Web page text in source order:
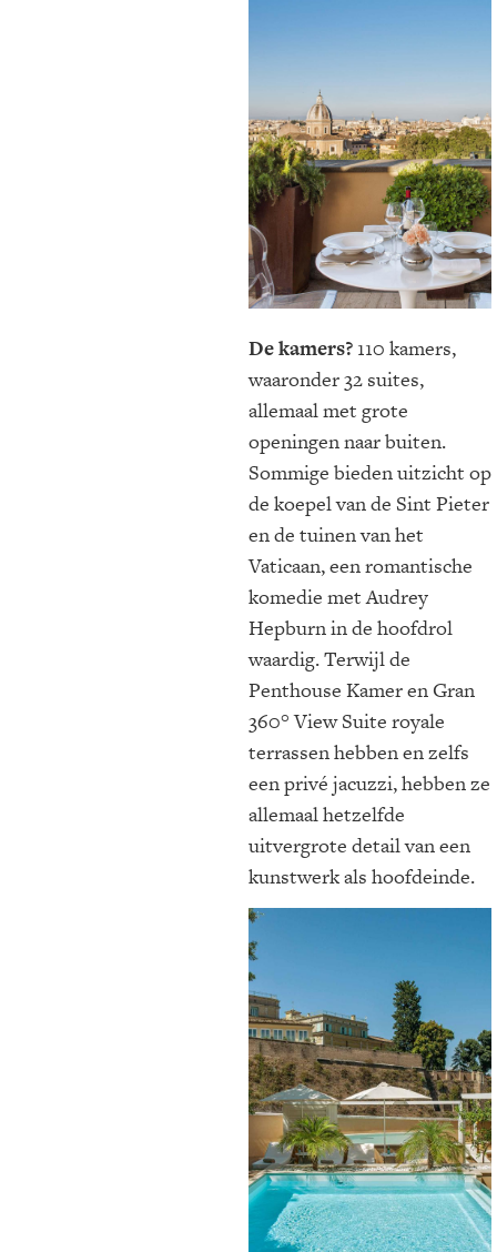
De kamers? 110 kamers,
waaronder 32 suites,
allemaal met grote
openingen naar buiten.
Sommige bieden uitzicht op
de koepel van de Sint Pieter
en de tuinen van het
Vaticaan, een romantische
komedie met Audrey
Hepburn in de hoofdrol
waardig. Terwijl de
Penthouse Kamer en Gran
360° View Suite royale
terrassen hebben en zelfs
een privé jacuzzi, hebben ze
allemaal hetzelfde
uitvergrote detail van een
kunstwerk als hoofdeinde.